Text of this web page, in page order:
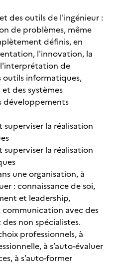
des outils de l'ingénieur :
de problèmes, même
définis, en
l'innovation, la
de
outils informatiques,
des systèmes
développements
la réalisation
la réalisation
une organisation, à
: connaissance de soi,
et leadership,
avec des
non spécialistes.
professionnels, à
à s’auto-évaluer
à s’auto-former